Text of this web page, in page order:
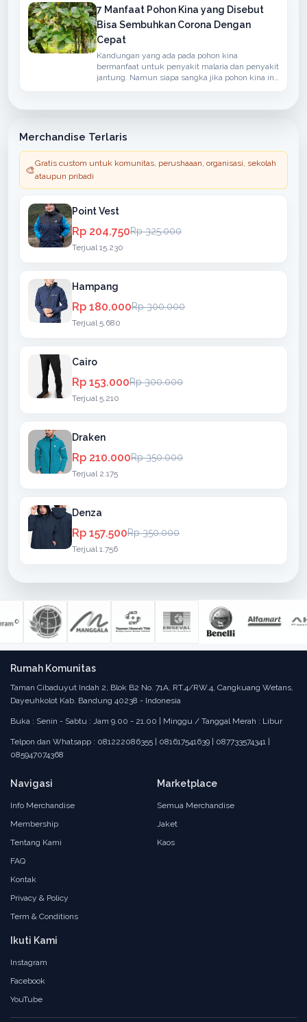
7 Manfaat Pohon Kina yang Disebut
Bisa Sembuhkan Corona Dengan
Cepat
Kandungan yang ada pada pohon kina
bermanfaat untuk penyakit malaria dan penyakit
jantung. Namun siapa sangka jika pohon kina ini
Merchandise Terlaris
🎨
Gratis custom untuk komunitas, perushaaan, organisasi, sekolah
ataupun pribadi
Point Vest
Rp 204.750Rp 325.000
Terjual 15.230
Hampang
Rp 180.000Rp 300.000
Terjual 5.680
Cairo
Rp 153.000Rp 300.000
Terjual 5.210
Draken
Rp 210.000Rp 350.000
Terjual 2.175
Denza
Rp 157.500Rp 350.000
Terjual 1.756
Rumah Komunitas
Taman Cibaduyut Indah 2, Blok B2 No. 71A, RT.4/RW.4, Cangkuang Wetans,
Dayeuhkolot Kab. Bandung 40238 - Indonesia
Buka : Senin - Sabtu : Jam 9.00 - 21.00 | Minggu / Tanggal Merah : Libur
Telpon dan Whatsapp : 081222086355 | 081617541639 | 087733574341 |
085947074368
Navigasi
Info Merchandise
Membership
Tentang Kami
FAQ
Kontak
Privacy & Policy
Term & Conditions
Marketplace
Semua Merchandise
Jaket
Kaos
Ikuti Kami
Instagram
Facebook
YouTube